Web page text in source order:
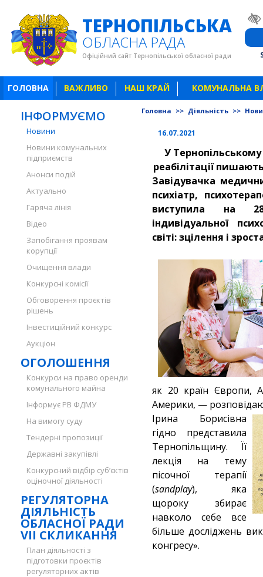
ТЕРНОПІЛЬСЬКА
ОБЛАСНА РАДА
Офіційний сайт Тернопільської обласної ради
ГОЛОВНА ВАЖЛИВО НАШ КРАЙ КОМУНАЛЬНА
ІНФОРМУЄМО
Новини
Новини комунальних
підприємств
Анонси подій
Актуально
Гаряча лінія
Відео
Запобігання проявам
корупції
Очищення влади
Конкурсні комісії
Обговорення проєктів
рішень
Інвестиційний конкурс
Аукціон
ОГОЛОШЕННЯ
Конкурси на право оренди
комунального майна
Інформує РВ ФДМУ
На вимогу суду
Тендерні пропозиції
Державні закупівлі
Конкурсний відбір суб’єктів
оціночної діяльності
РЕГУЛЯТОРНА
ДІЯЛЬНІСТЬ
ОБЛАСНОЇ РАДИ
VII СКЛИКАННЯ
План діяльності з
підготовки проєктів
регуляторних актів
Головна >> Діяльність >>
16.07.2021
У
реабілітації
Завідувачка
психіатр,
виступила на
індивідуальної
світі: зцілення і
як 20 країн Європи,
Америки, —
Ірина Борисівна
гідно представила
Тернопільщину. Її
лекція на тему
пісочної терапії
(sandplay), яка
щороку збирає
навколо себе все
більше досліджень
конгресу».